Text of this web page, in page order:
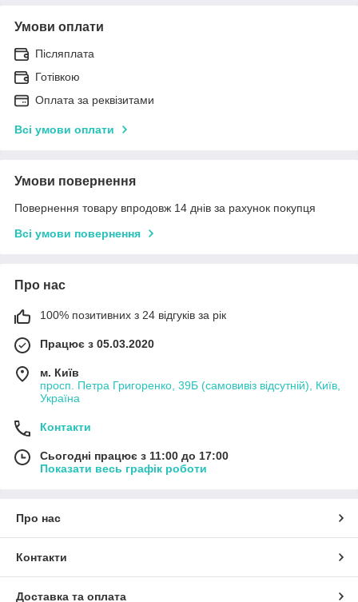
Умови оплати
Післяплата
Готівкою
Оплата за реквізитами
Всі умови оплати
Умови повернення
Повернення товару впродовж 14 днів за рахунок покупця
Всі умови повернення
Про нас
100% позитивних з 24 відгуків за рік
Працює з 05.03.2020
м. Київ
просп. Петра Григоренко, 39Б (самовивіз відсутній), Київ,
Україна
Контакти
Сьогодні працює з 11:00 до 17:00
Показати весь графік роботи
Про нас
Контакти
Доставка та оплата